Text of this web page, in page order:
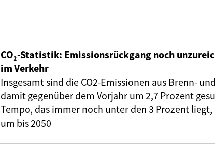
CO₂-Statistik: Emissionsrückgang noch
im Verkehr
Insgesamt sind die CO2-Emissionen aus Brenn-
damit gegenüber dem Vorjahr um 2,7 Prozent
Tempo, das immer noch unter den 3 Prozent
um bis 2050